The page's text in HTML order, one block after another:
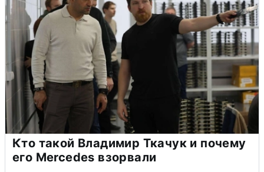
Кто такой Владимир Ткачук и почему
его Mercedes взорвали